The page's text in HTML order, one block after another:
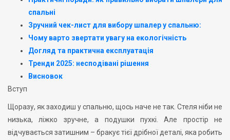
спальні
Зручний чек-лист для вибору шпалер у спальню:
Чому варто звертати увагу на екологічність
Догляд та практична експлуатація
Тренди 2025: несподівані рішення
Висновок
Вступ
Щоразу, як заходиш у спальню, щось наче не так. Стеля ніби не
низька, ліжко зручне, а подушки пухкі. Але простір не
відчувається затишним – бракує тієї дрібної деталі, яка робить